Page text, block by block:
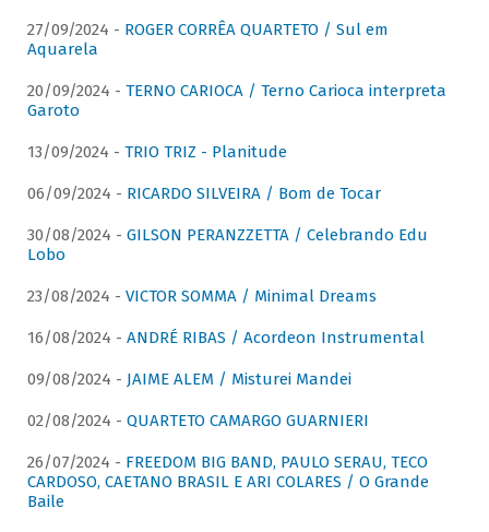
27/09/2024 - ROGER CORRÊA QUARTETO / Sul em
Aquarela
20/09/2024 - TERNO CARIOCA / Terno Carioca interpreta
Garoto
13/09/2024 - TRIO TRIZ - Planitude
06/09/2024 - RICARDO SILVEIRA / Bom de Tocar
30/08/2024 - GILSON PERANZZETTA / Celebrando Edu
Lobo
23/08/2024 - VICTOR SOMMA / Minimal Dreams
16/08/2024 - ANDRÉ RIBAS / Acordeon Instrumental
09/08/2024 - JAIME ALEM / Misturei Mandei
02/08/2024 - QUARTETO CAMARGO GUARNIERI
26/07/2024 - FREEDOM BIG BAND, PAULO SERAU, TECO
CARDOSO, CAETANO BRASIL E ARI COLARES / O Grande
Baile